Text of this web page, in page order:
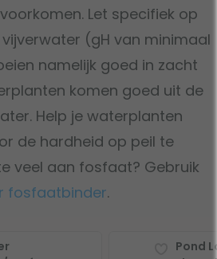
Let specifiek op
(gH van minimaal
namelijk goed in zacht
komen goed uit de
Help je waterplanten
de hardheid op peil te
veel aan fosfaat? Gebruik
fosfaatbinder.
Pond